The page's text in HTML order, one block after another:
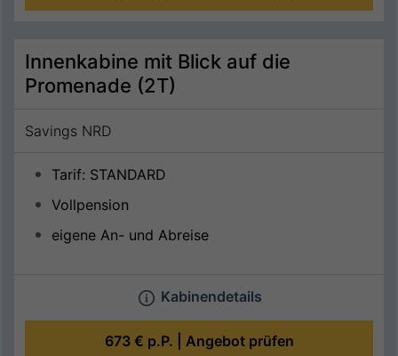
Innenkabine mit Blick auf die
Promenade (2T)
Savings NRD
Tarif: STANDARD
Vollpension
eigene An- und Abreise
Kabinendetails
673 € p.P. | Angebot prüfen